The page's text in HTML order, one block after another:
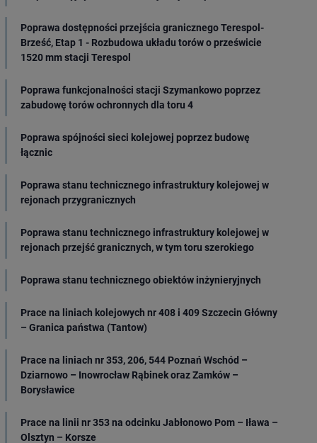
Poprawa dostępności przejścia granicznego Terespol-
Brześć, Etap 1 - Rozbudowa układu torów o prześwicie
1520 mm stacji Terespol
Poprawa funkcjonalności stacji Szymankowo poprzez
zabudowę torów ochronnych dla toru 4
Poprawa spójności sieci kolejowej poprzez budowę
łącznic
Poprawa stanu technicznego infrastruktury kolejowej w
rejonach przygranicznych
Poprawa stanu technicznego infrastruktury kolejowej w
rejonach przejść granicznych, w tym toru szerokiego
Poprawa stanu technicznego obiektów inżynieryjnych
Prace na liniach kolejowych nr 408 i 409 Szczecin Główny
– Granica państwa (Tantow)
Prace na liniach nr 353, 206, 544 Poznań Wschód –
Dziarnowo – Inowrocław Rąbinek oraz Zamków –
Borysławice
Prace na linii nr 353 na odcinku Jabłonowo Pom – Iława –
Olsztyn – Korsze